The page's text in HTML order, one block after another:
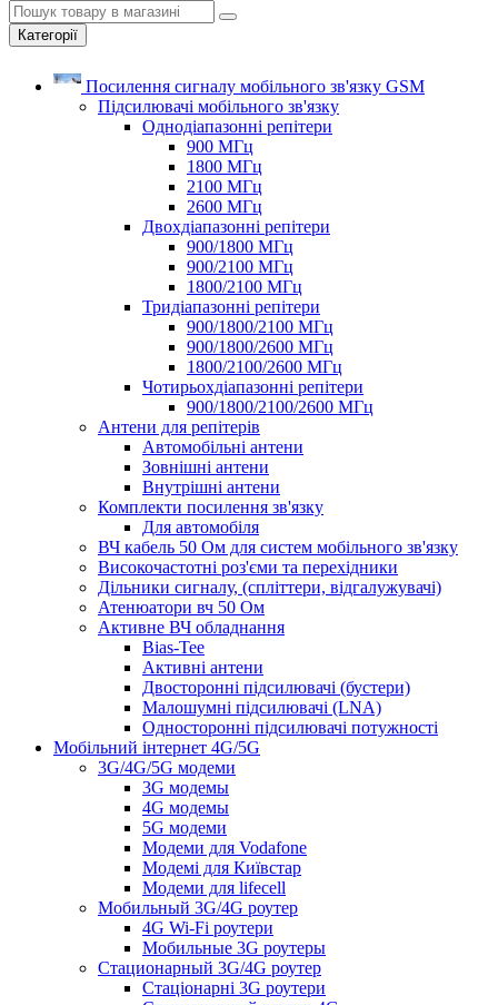
Категорії
Посилення сигналу мобільного зв'язку GSM
Підсилювачі мобільного зв'язку
Однодіапазонні репітери
900 МГц
1800 МГц
2100 МГц
2600 МГц
Двохдіапазонні репітери
900/1800 МГц
900/2100 МГц
1800/2100 МГц
Тридіапазонні репітери
900/1800/2100 МГц
900/1800/2600 МГц
1800/2100/2600 МГц
Чотирьохдіапазонні репітери
900/1800/2100/2600 МГц
Антени для репітерів
Автомобільні антени
Зовнішні антени
Внутрішні антени
Комплекти посилення зв'язку
Для автомобіля
ВЧ кабель 50 Ом для систем мобільного зв'язку
Високочастотні роз'єми та перехідники
Дільники сигналу, (спліттери, відгалужувачі)
Атенюатори вч 50 Ом
Активне ВЧ обладнання
Bias-Tee
Активні антени
Двосторонні підсилювачі (бустери)
Малошумні підсилювачі (LNA)
Односторонні підсилювачі потужності
Мобільний інтернет 4G/5G
3G/4G/5G модеми
3G модемы
4G модемы
5G модеми
Модеми для Vodafone
Модемі для Київстар
Модеми для lifecell
Мобильный 3G/4G роутер
4G Wi-Fi роутери
Мобильные 3G роутеры
Стационарный 3G/4G роутер
Стаціонарні 3G роутери